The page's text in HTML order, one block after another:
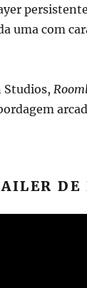
uma com
Studios,
DE